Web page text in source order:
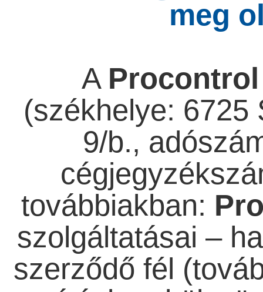
meg
A
(székhelye: 6725
9/b.,
továbbiakban:
szolgáltatásai –
szerződő fél